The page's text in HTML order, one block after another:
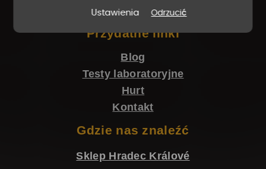
Ustawienia Odrzucić
Odstąpienie od umowy kupna
Przydatne linki
Blog
Testy laboratoryjne
Hurt
Kontakt
Gdzie nas znaleźć
Sklep Hradec Králové